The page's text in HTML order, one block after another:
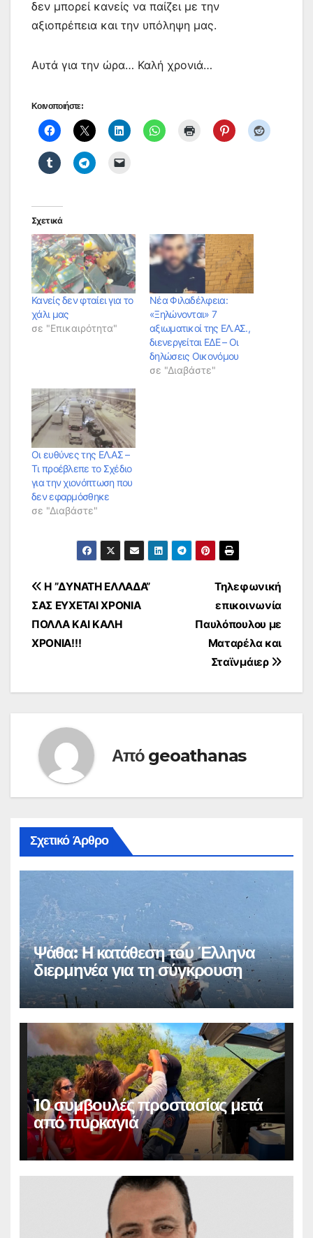
δεν μπορεί κανείς να παίζει με την
αξιοπρέπεια και την υπόληψη μας.
Αυτά για την ώρα… Καλή χρονιά…
Κοινοποιήστε:
Σχετικά
Κανείς δεν φταίει για το
χάλι μας
σε "Επικαιρότητα"
Νέα Φιλαδέλφεια:
«Ξηλώνονται» 7
αξιωματικοί της ΕΛ.ΑΣ.,
διενεργείται ΕΔΕ – Οι
δηλώσεις Οικονόμου
σε "Διαβάστε"
Οι ευθύνες της ΕΛ.ΑΣ –
Τι προέβλεπε το Σχέδιο
για την χιονόπτωση που
δεν εφαρμόσθηκε
σε "Διαβάστε"
Πλοήγηση
άρθρων
Τηλεφωνική
επικοινωνία
Παυλόπουλου με
Ματαρέλα και
Σταϊνμάιερ
H ”ΔΥΝΑΤΗ ΕΛΛΑΔΑ”
ΣΑΣ ΕΥΧΕΤΑΙ ΧΡΟΝΙΑ
ΠΟΛΛΑ ΚΑΙ ΚΑΛΗ
ΧΡΟΝΙΑ!!!
Από geoathanas
Σχετικό Άρθρο
Ψάθα: Η κατάθεση του Έλληνα
διερμηνέα για τη σύγκρουση
10 συμβουλές προστασίας μετά
από πυρκαγιά